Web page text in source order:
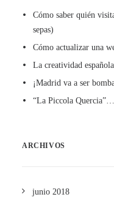
Cómo saber quién
sepas)
Cómo actualizar una
La creatividad
¡Madrid va a ser
“La Piccola
ARCHIVOS
junio 2018